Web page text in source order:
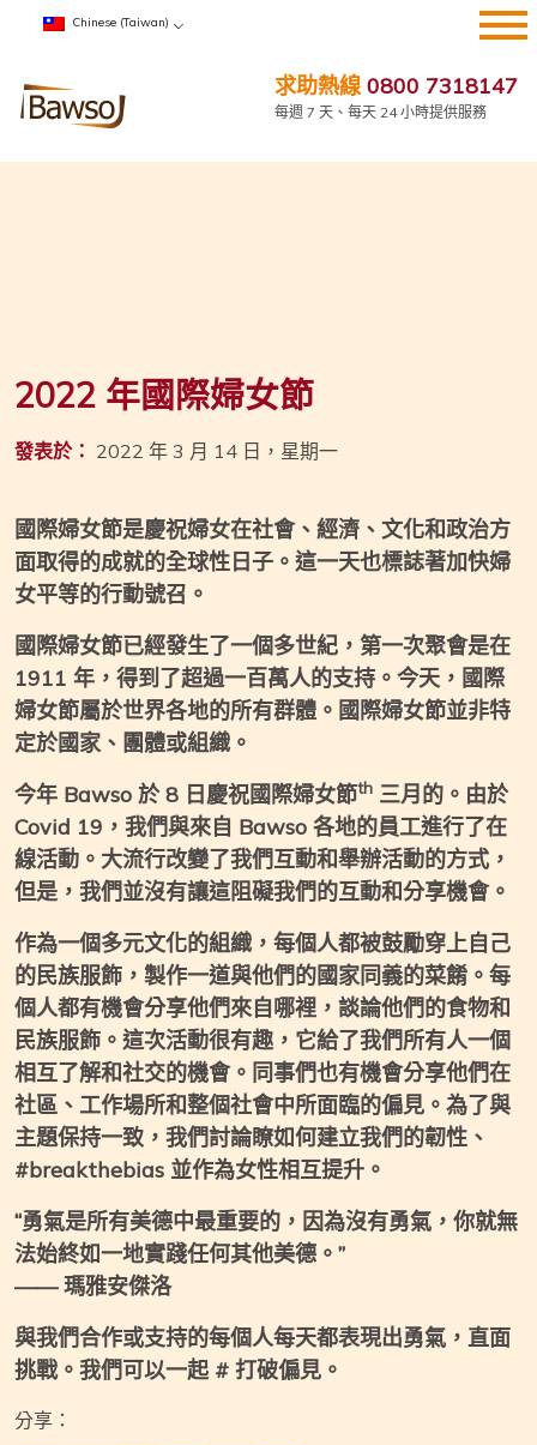
Chinese (Taiwan)
求助熱線0800 7318147
每週 7 天、每天 24 小時提供服務
2022 年國際婦女節
發表於： 2022 年 3 月 14 日，星期一
國際婦女節是慶祝婦女在社會、經濟、文化和政治方
面取得的成就的全球性日子。這一天也標誌著加快婦
女平等的行動號召。
國際婦女節已經發生了一個多世紀，第一次聚會是在
1911 年，得到了超過一百萬人的支持。今天，國際
婦女節屬於世界各地的所有群體。國際婦女節並非特
定於國家、團體或組織。
今年 Bawso 於 8 日慶祝國際婦女節th 三月的。由於
Covid 19，我們與來自 Bawso 各地的員工進行了在
線活動。大流行改變了我們互動和舉辦活動的方式，
但是，我們並沒有讓這阻礙我們的互動和分享機會。
作為一個多元文化的組織，每個人都被鼓勵穿上自己
的民族服飾，製作一道與他們的國家同義的菜餚。每
個人都有機會分享他們來自哪裡，談論他們的食物和
民族服飾。這次活動很有趣，它給了我們所有人一個
相互了解和社交的機會。同事們也有機會分享他們在
社區、工作場所和整個社會中所面臨的偏見。為了與
主題保持一致，我們討論瞭如何建立我們的韌性、
#breakthebias 並作為女性相互提升。
“勇氣是所有美德中最重要的，因為沒有勇氣，你就無
法始終如一地實踐任何其他美德。”
——瑪雅安傑洛
與我們合作或支持的每個人每天都表現出勇氣，直面
挑戰。我們可以一起 # 打破偏見。
分享：